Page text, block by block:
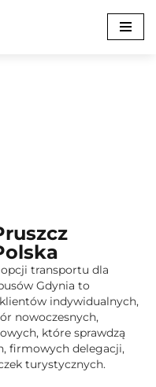
transportu dla
Gdynia to
indywidualnych,
nowoczesnych,
które sprawdzą
firmowych delegacji,
turystycznych.